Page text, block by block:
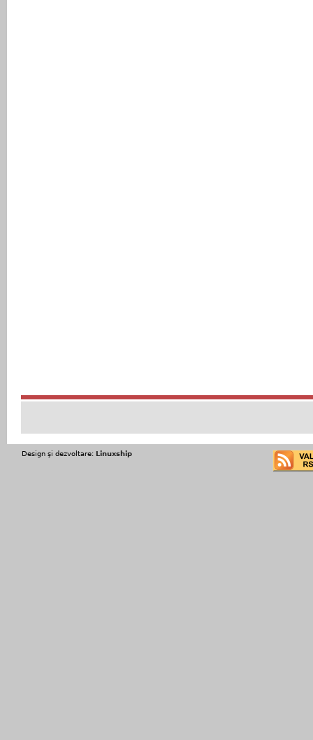
Design şi dezvoltare: Linuxship